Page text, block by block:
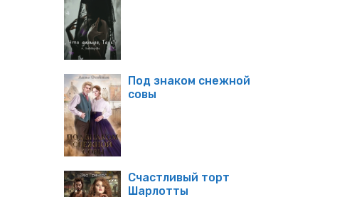
Под знаком снежной
совы
Счастливый торт
Шарлотты